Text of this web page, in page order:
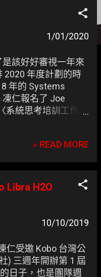
1/01/2020
該好好審視一年來
2020 年度計劃的時
年的 Systems
仁報名了 Joe
系統思考培訓工作
〉 演講主題。 ▲ 用
» READ MORE
Libra H2O
10/10/2019
仁受邀 Kobo 台灣公
) 三週年開辦第 1 屆
日子，也是團隊週